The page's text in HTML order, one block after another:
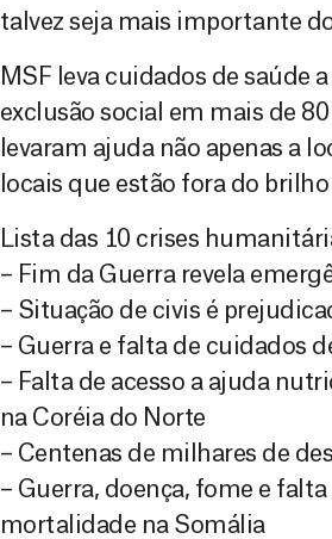
talvez seja mais importante
MSF leva cuidados de saúde
exclusão social em mais de
levaram ajuda não apenas a
locais que estão fora do
Lista das 10 crises
– Fim da Guerra revela
– Situação de civis é
– Guerra e falta de cuidados
– Falta de acesso a ajuda
na Coréia do Norte
– Centenas de milhares de
– Guerra, doença, fome e
mortalidade na Somália